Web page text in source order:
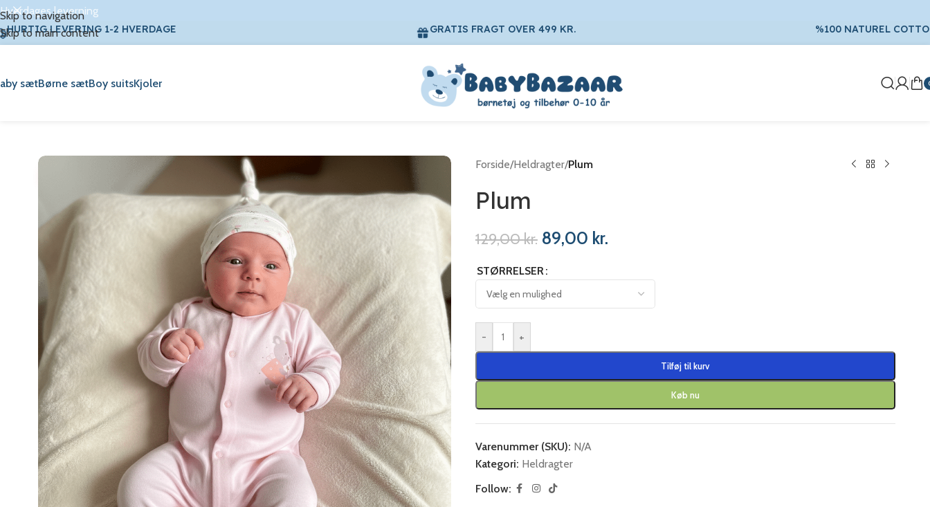
Skip to navigation
Skip to main content
Hverdages leverning
HURTIG LEVERING 1-2 HVERDAGE GRATIS FRAGT OVER 499 KR. %100 NATUREL
sætBørne sætBoy suitsKjoler
Forside/Heldragter/Plum
Plum
129,00kr. 89,00 kr.
STØRRELSER
- +
Tilføj til kurv
Køb nu
Varenummer (SKU): N/A
Kategori: Heldragter
Follow: